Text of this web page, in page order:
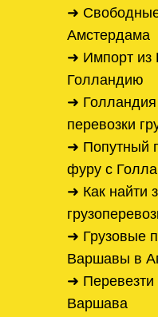
➜
Амстердама
➜ Импорт из
Голландию
➜ Голландия
перевозки
➜ Попутный
фуру с
➜ Как найти
➜ Грузовые
Варшавы в
➜ Перевезти
Варшава